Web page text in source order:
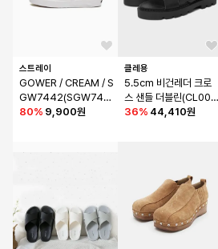
스트레이
GOWER / CREAM / S
GW7442(SGW745
9)
80% 9,900원
클레용
5.5cm 비건레더 크로
스 샌들 더블린(CL005
4)
36% 44,410원